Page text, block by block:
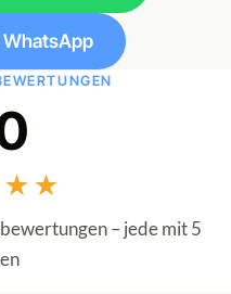
– jede mit 5